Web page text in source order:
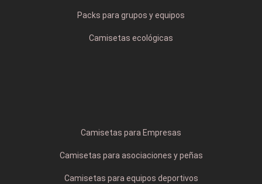
Packs para grupos y equipos
Camisetas ecológicas
Camisetas para Empresas
Camisetas para asociaciones y peñas
Camisetas para equipos deportivos